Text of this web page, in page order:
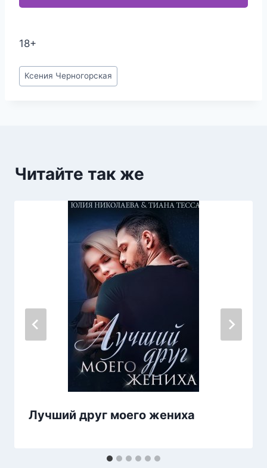
18+
Метки
записи:
Ксения Черногорская
Читайте так же
Лучший друг моего жениха